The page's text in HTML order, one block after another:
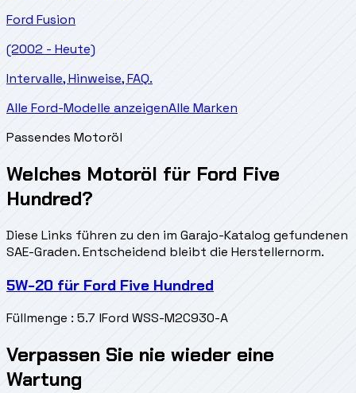
Ford Fusion
(2002 - Heute)
Intervalle, Hinweise, FAQ.
Alle Ford-Modelle anzeigenAlle Marken
Passendes Motoröl
Welches Motoröl für Ford Five
Hundred?
Diese Links führen zu den im Garajo-Katalog gefundenen
SAE-Graden. Entscheidend bleibt die Herstellernorm.
5W-20 für Ford Five Hundred
Füllmenge : 5.7 lFord WSS-M2C930-A
Verpassen Sie nie wieder eine
Wartung